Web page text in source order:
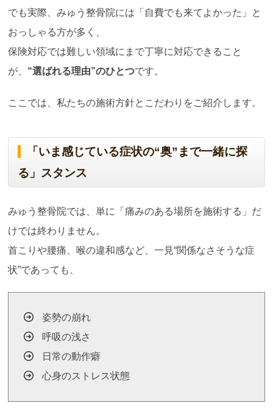
でも実際、みゅう整骨院には「自費でも来てよかった」と
おっしゃる方が多く、
保険対応では難しい領域にまで丁寧に対応できること
が、 “選ばれる理由”のひとつです。
ここでは、私たちの施術方針とこだわりをご紹介します。
「いま感じている症状の“奥”まで一緒に探
る」スタンス
みゅう整骨院では、単に「痛みのある場所を施術する」だ
けでは終わりません。
首こりや腰痛、喉の違和感など、一見“関係なさそうな症
状”であっても、
姿勢の崩れ
呼吸の浅さ
日常の動作癖
心身のストレス状態